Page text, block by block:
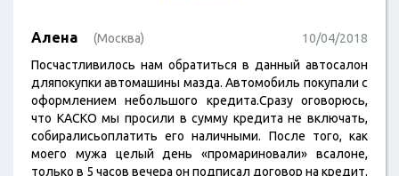
Алена (Москва)
10/04/2018
Посчастливилось нам обратиться в данный автосалон
дляпокупки автомашины мазда. Автомобиль покупали с
оформлением небольшого кредита.Сразу оговорюсь,
что КАСКО мы просили в сумму кредита не включать,
собиралисьоплатить его наличными. После того, как
моего мужа целый день «промариновали» всалоне,
только в 5 часов вечера он подписал договор на кредит.